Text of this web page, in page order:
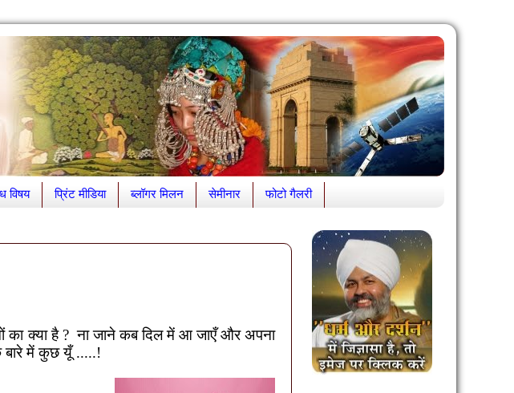
विषय प्रिंट मीडिया ब्लॉगर मिलन सेमीनार फोटो गैलरी
का क्या है ?ना जाने कब दिल में आ जाएँ और अपना
बारे में कुछ यूँ .....!